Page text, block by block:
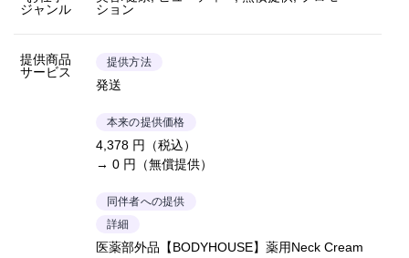
ジャンル
ション
提供商品
サービス
提供方法
発送
本来の提供価格
4,378 円（税込）
→ 0 円（無償提供）
同伴者への提供
詳細
医薬部外品【BODYHOUSE】薬用Neck Cream